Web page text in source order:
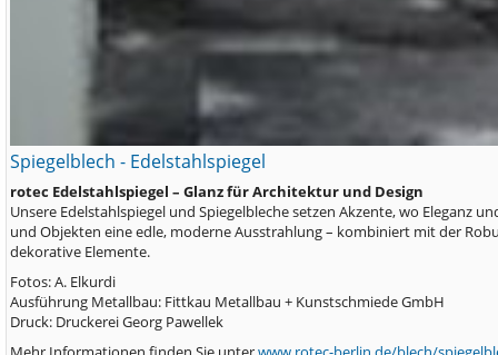
Spiegelblech - Edelstahlspiegel
rotec Edelstahlspiegel – Glanz für Architektur und Design
Unsere Edelstahlspiegel und Spiegelbleche setzen Akzente, wo Eleganz
und Objekten eine edle, moderne Ausstrahlung – kombiniert mit der
dekorative Elemente.
Fotos: A. Elkurdi
Ausführung Metallbau: Fittkau Metallbau + Kunstschmiede GmbH
Druck: Druckerei Georg Pawellek